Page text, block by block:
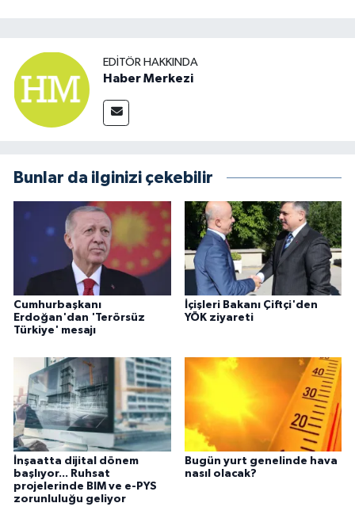
EDITÖR HAKKINDA
Haber Merkezi
Bunlar da ilginizi çekebilir
Cumhurbaşkanı
Erdoğan'dan 'Terörsüz
Türkiye' mesajı
İçişleri Bakanı Çiftçi'den
YÖK ziyareti
İnşaatta dijital dönem
başlıyor... Ruhsat
projelerinde BIM ve e-PYS
zorunluluğu geliyor
Bugün yurt genelinde hava
nasıl olacak?